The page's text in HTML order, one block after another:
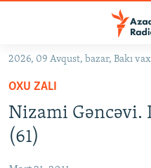
Əsas
qayıt
Əsas
naviqasiyaya
qayıt
KORRUPSIOMETR
#ƏSLINDƏ
2026, 09 Avqust, bazar, Bakı
OXU ZALI
Nizami Gəncəvi.
(61)